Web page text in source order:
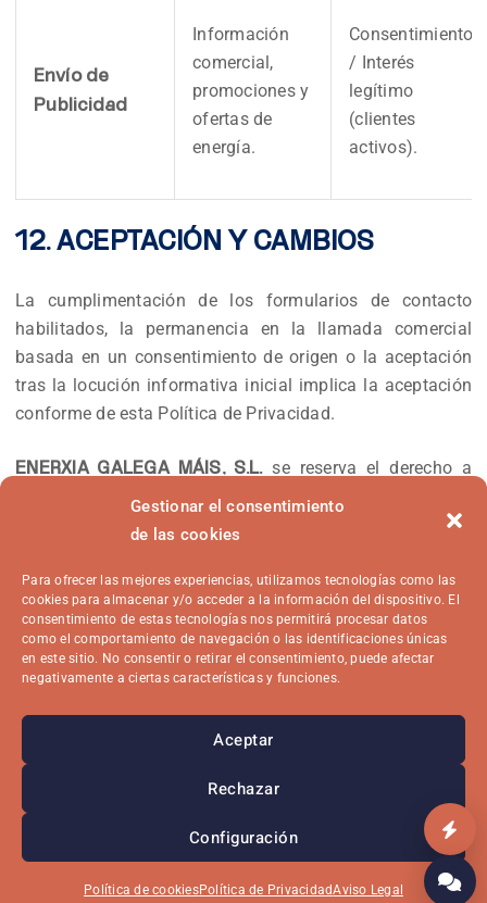
Gestionar el consentimiento
de las cookies
Para ofrecer las mejores experiencias, utilizamos tecnologías como las
cookies para almacenar y/o acceder a la información del dispositivo. El
consentimiento de estas tecnologías nos permitirá procesar datos
como el comportamiento de navegación o las identificaciones únicas
en este sitio. No consentir o retirar el consentimiento, puede afectar
negativamente a ciertas características y funciones.
Aceptar
Rechazar
Configuración
Política de cookiesPolítica de PrivacidadAviso Legal
Envío de
Publicidad
Información
comercial,
promociones y
ofertas de
energía.
Consentimiento
/ Interés
legítimo
(clientes
activos).
12. ACEPTACIÓN Y CAMBIOS
La cumplimentación de los formularios de contacto
habilitados, la permanencia en la llamada comercial
basada en un consentimiento de origen o la aceptación
tras la locución informativa inicial implica la aceptación
conforme de esta Política de Privacidad.
ENERXIA GALEGA MÁIS, S.L.se reserva el derecho a
modificar la presente política para adaptarla a
novedades legislativas, jurisprudenciales o doctrinales
Canal Ético